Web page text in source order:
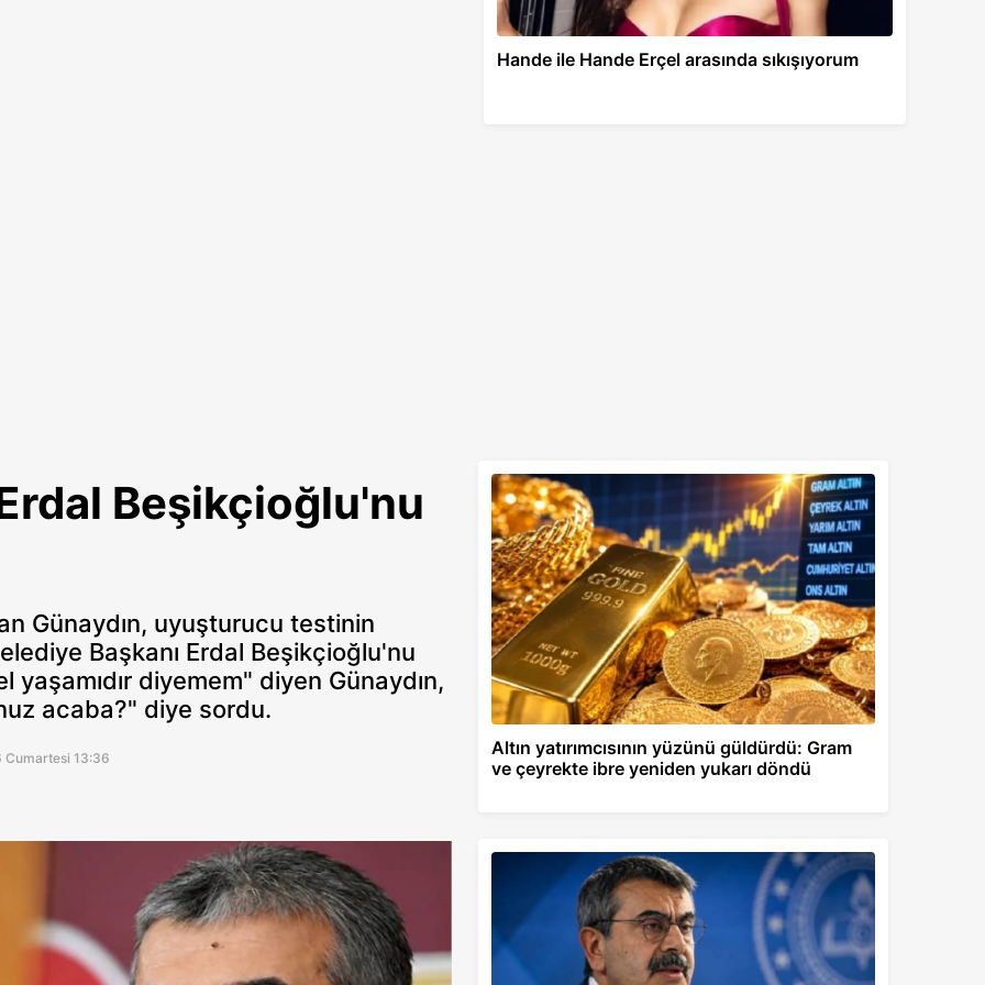
Hande ile Hande Erçel arasında sıkışıyorum
Beşikçioğlu'nu
Günaydın, uyuşturucu testinin
Başkanı Erdal Beşikçioğlu'nu
diyemem" diyen Günaydın,
acaba?" diye sordu.
Cumartesi 13:36
Altın yatırımcısının yüzünü güldürdü: Gram
ve çeyrekte ibre yeniden yukarı döndü